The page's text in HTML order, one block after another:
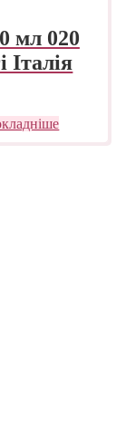
мл 020